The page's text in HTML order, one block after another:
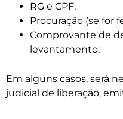
RG e CPF;
Procuração (se for
Comprovante de
levantamento;
Em alguns casos, será
judicial de liberação,